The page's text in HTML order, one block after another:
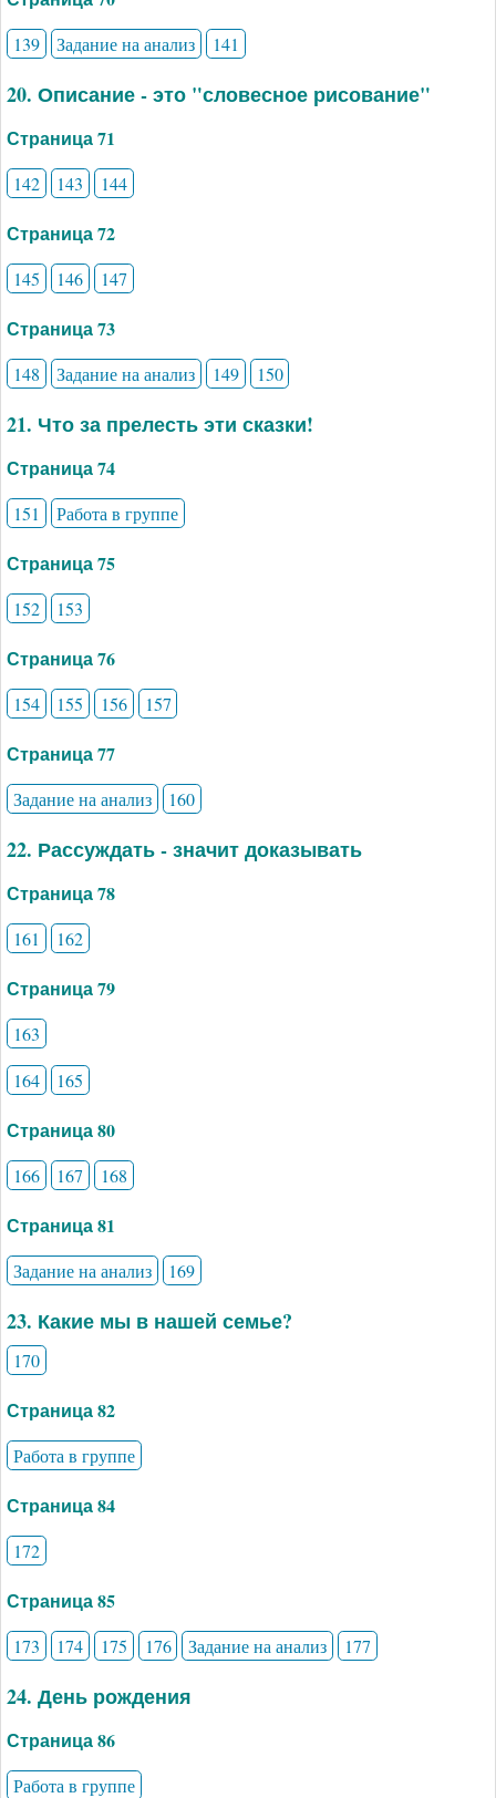
139 Задание на анализ 141
20. Описание - это "словесное рисование"
Страница 71
142 143 144
Страница 72
145 146 147
Страница 73
148 Задание на анализ 149 150
21. Что за прелесть эти сказки!
Страница 74
151 Работа в группе
Страница 75
152 153
Страница 76
154 155 156 157
Страница 77
Задание на анализ 160
22. Рассуждать - значит доказывать
Страница 78
161 162
Страница 79
163
164
165
Страница 80
166 167 168
Страница 81
Задание на анализ 169
23. Какие мы в нашей семье?
170
Страница 82
Работа в группе
Страница 84
172
Страница 85
173 174 175 176 Задание на анализ 177
24. День рождения
Страница 86
Работа в группе